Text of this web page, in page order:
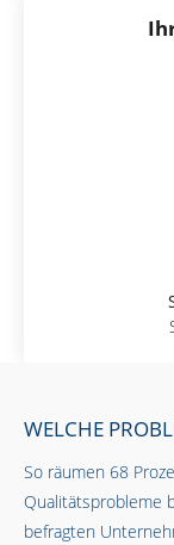
WELCHE
So räumen 68
Qualitätsprobleme
befragten